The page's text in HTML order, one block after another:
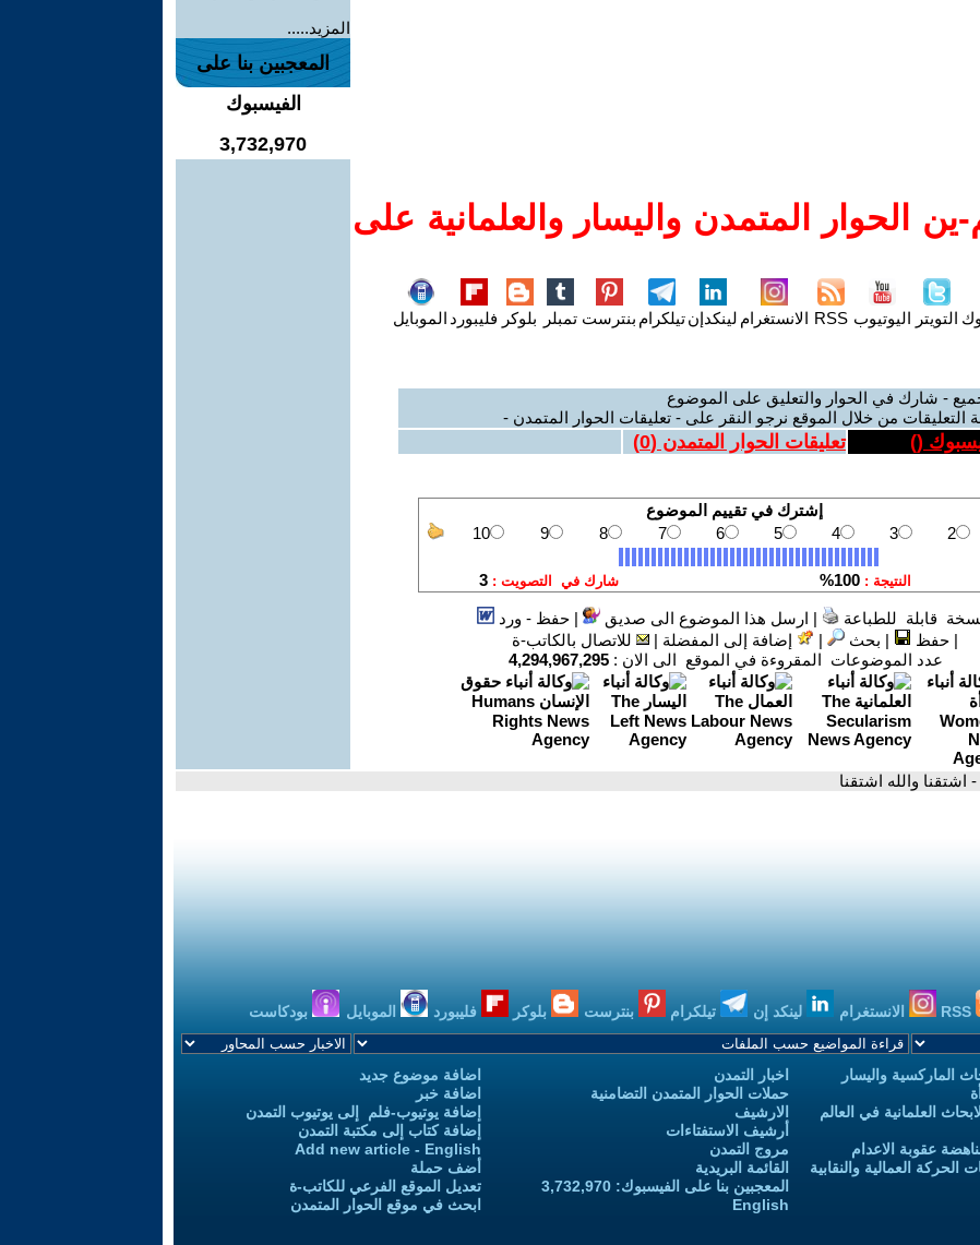
الحوار المتمدن واليسار والعلمانية على
التويتر اليوتيوب RSS الانستغرام لينكدإنتيلكرام بنترست تمبلر بلوكر فليبورد الموبايل
- شارك في الحوار والتعليق على الموضوع
التعليقات من خلال الموقع نرجو النقر على - تعليقات الحوار المتمدن -
(
) تعليقات الحوار المتمدن (0
)
قابلة للطباعة | ارسل هذا الموضوع الى صديق |حفظ - ورد
|حفظ | بحث | إضافة إلى المفضلة |
للاتصال بالكاتب-ة
عدد الموضوعات المقروءة في الموقع الى الان : 4,294,967,295
المزيد.....
المعجبين بنا على
الفيسبوك
3,732,970
- اشتقنا والله اشتقنا
الانستغرام لينكد إن تيلكرام بنترست بلوكر فليبورد الموبايل بودكاست
الماركسية واليسار
العلمانية في العالم
عقوبة الاعدام
العمالية والنقابية
اخبار التمدن
حملات الحوار المتمدن التضامنية
الارشيف
أرشيف الاستفتاءات
مروج التمدن
القائمة البريدية
المعجبين بنا على الفيسبوك: 3,732,970
English
اضافة موضوع جديد
اضافة خبر
إضافة يوتيوب-فلم إلى يوتيوب التمدن
إضافة كتاب إلى مكتبة التمدن
Add new article - English
أضف حملة
تعديل الموقع الفرعي للكاتب-ة
ابحث في موقع الحوار المتمدن